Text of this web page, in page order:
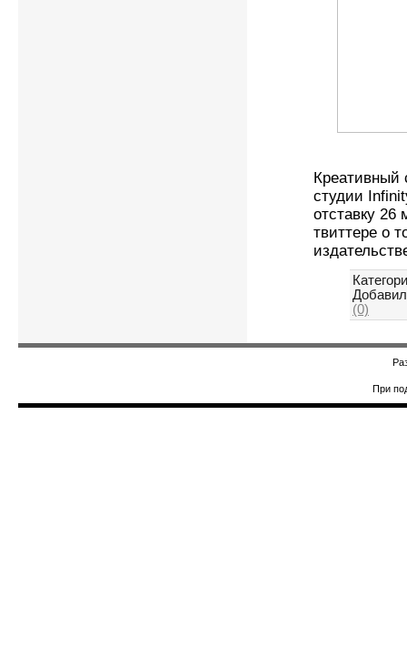
Креативный
студии
отставку
твиттере о
(0)
При